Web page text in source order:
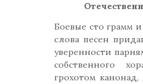
Боевые сто грамм
слова песен
уверенности
собственного
грохотом